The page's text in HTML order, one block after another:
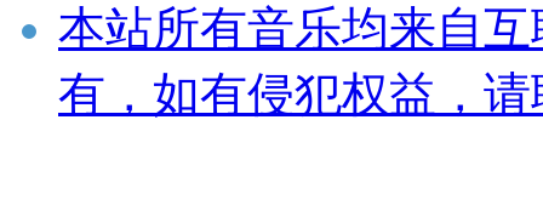
本站所有音乐均来自
有，如有侵犯权益，